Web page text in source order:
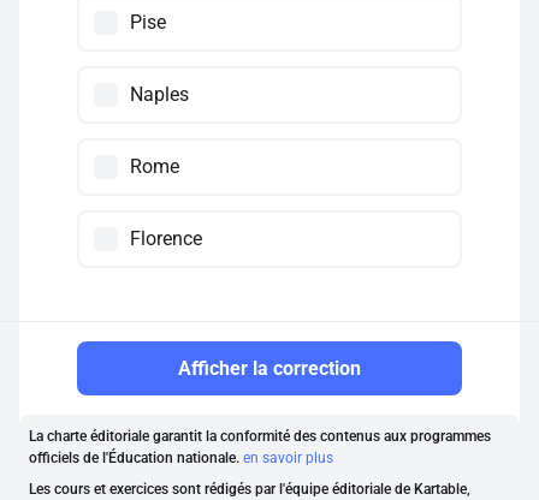
Pise
Naples
Rome
Florence
Afficher la correction
La charte éditoriale garantit la conformité des contenus aux programmes
officiels de l'Éducation nationale. en savoir plus
Les cours et exercices sont rédigés par l'équipe éditoriale de Kartable,